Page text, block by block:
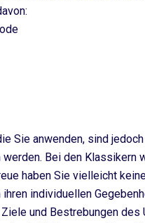
Sie anwenden, sind
Bei den Klassikern
haben Sie vielleicht
ihren individuellen
und Bestrebungen des